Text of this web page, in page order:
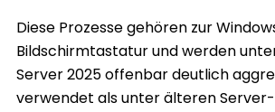
Diese Prozesse gehören zur
Bildschirmtastatur und werden
Server 2025 offenbar deutlich
verwendet als unter älteren